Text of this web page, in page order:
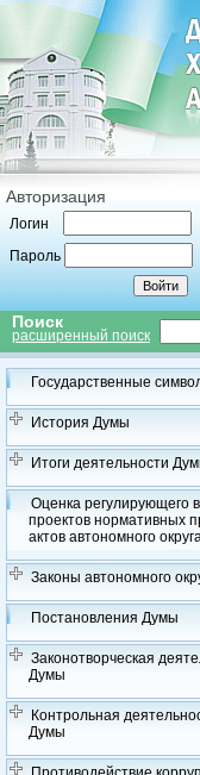
Авторизация
Логин
Пароль
Поиск
расширенный поиск
Государственные
История Думы
Итоги деятельности
Оценка регулирующего
проектов нормативных
актов автономного
Законы автономного
Постановления Думы
Законотворческая
Думы
Контрольная
Думы